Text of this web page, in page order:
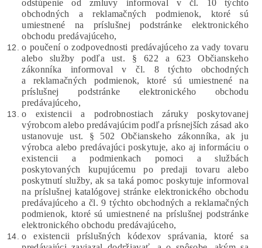
odstúpenie od zmluvy informoval v čl. 10 týchto
obchodných a reklamačných podmienok, ktoré sú
umiestnené na príslušnej podstránke elektronického
obchodu predávajúceho,
o poučení o zodpovednosti predávajúceho za vady tovaru
alebo služby podľa ust. § 622 a 623 Občianskeho
zákonníka informoval v čl. 8 týchto obchodných
a reklamačných podmienok, ktoré sú umiestnené na
príslušnej podstránke elektronického obchodu
predávajúceho,
o existencii a podrobnostiach záruky poskytovanej
výrobcom alebo predávajúcim podľa prísnejších zásad ako
ustanovuje ust. § 502 Občianskeho zákonníka, ak ju
výrobca alebo predávajúci poskytuje, ako aj informáciu o
existencii a podmienkach pomoci a službách
poskytovaných kupujúcemu po predaji tovaru alebo
poskytnutí služby, ak sa taká pomoc poskytuje informoval
na príslušnej katalógovej stránke elektronického obchodu
predávajúceho a čl. 9 týchto obchodných a reklamačných
podmienok, ktoré sú umiestnené na príslušnej podstránke
elektronického obchodu predávajúceho,
o existencii príslušných kódexov správania, ktoré sa